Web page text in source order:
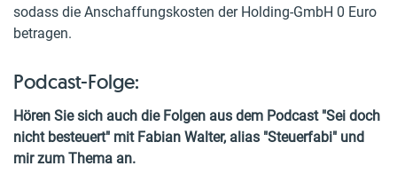
sodass die Anschaffungskosten der Holding-GmbH 0 Euro
betragen.
Podcast-Folge:
Hören Sie sich auch die Folgen aus dem Podcast "Sei doch
nicht besteuert" mit Fabian Walter, alias "Steuerfabi" und
mir zum Thema an.